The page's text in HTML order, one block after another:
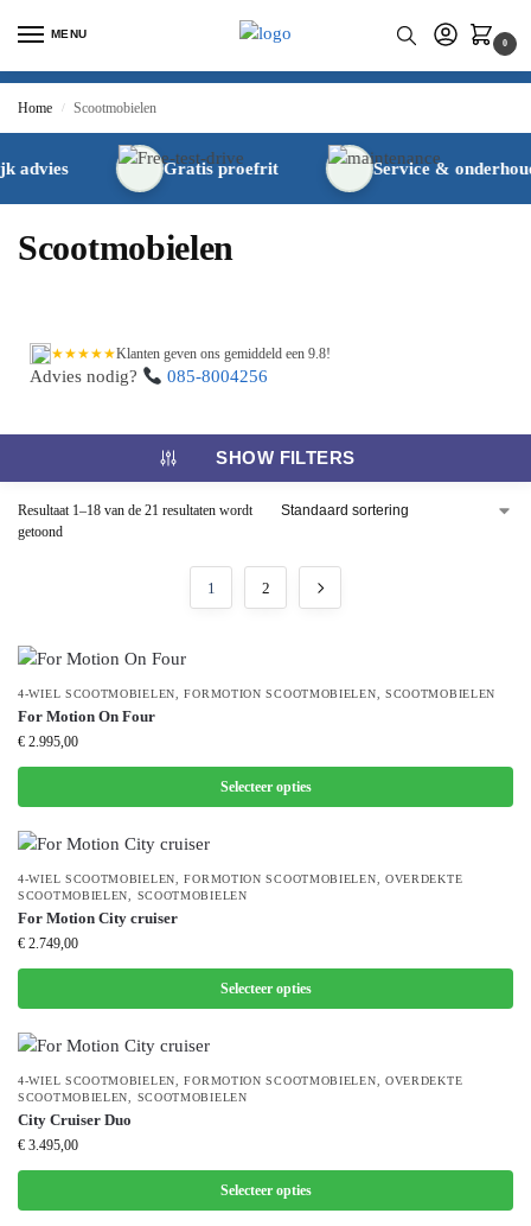
MENU
0
Home / Scootmobielen
Gratis proefrit Service & onderhoud
Scootmobielen
★★★★★Klanten geven ons gemiddeld een 9.8!
Advies nodig? 085-8004256
SHOW FILTERS
Resultaat 1–18 van de 21 resultaten wordt
getoond
1 2
4-WIEL SCOOTMOBIELEN ,FORMOTION SCOOTMOBIELEN SCOOTMOBIELEN
For Motion On Four
€ 2.995,00
Selecteer opties
4-WIEL SCOOTMOBIELEN ,FORMOTION SCOOTMOBIELEN
OVERDEKTE
SCOOTMOBIELEN
SCOOTMOBIELEN
For Motion City cruiser
€ 2.749,00
Selecteer opties
4-WIEL SCOOTMOBIELEN ,FORMOTION SCOOTMOBIELEN
OVERDEKTE
SCOOTMOBIELEN
SCOOTMOBIELEN
City Cruiser Duo
€ 3.495,00
Selecteer opties